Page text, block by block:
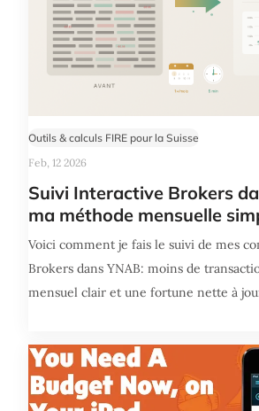
Outils & calculs FIRE pour la Suisse
Feb, 12 2026
Suivi Interactive Brokers
ma méthode mensuelle
Voici comment je fais le suivi de mes
Brokers dans YNAB: moins de
mensuel clair et une fortune nette à